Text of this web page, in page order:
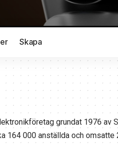
Skapa
grundat 1976 av
164 000 anställda och omsatte